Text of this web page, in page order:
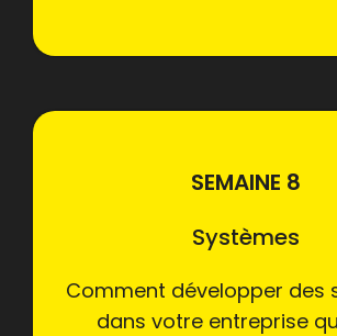
SEMAINE 8
Systèmes
Comment développer des
dans votre entreprise